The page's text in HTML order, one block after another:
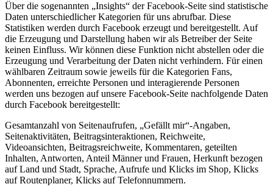
Über die sogenannten „Insights“ der Facebook-Seite sind statistische
Daten unterschiedlicher Kategorien für uns abrufbar. Diese
Statistiken werden durch Facebook erzeugt und bereitgestellt. Auf
die Erzeugung und Darstellung haben wir als Betreiber der Seite
keinen Einfluss. Wir können diese Funktion nicht abstellen oder die
Erzeugung und Verarbeitung der Daten nicht verhindern. Für einen
wählbaren Zeitraum sowie jeweils für die Kategorien Fans,
Abonnenten, erreichte Personen und interagierende Personen
werden uns bezogen auf unsere Facebook-Seite nachfolgende Daten
durch Facebook bereitgestellt:
Gesamtanzahl von Seitenaufrufen, „Gefällt mir“-Angaben,
Seitenaktivitäten, Beitragsinteraktionen, Reichweite,
Videoansichten, Beitragsreichweite, Kommentaren, geteilten
Inhalten, Antworten, Anteil Männer und Frauen, Herkunft bezogen
auf Land und Stadt, Sprache, Aufrufe und Klicks im Shop, Klicks
auf Routenplaner, Klicks auf Telefonnummern.